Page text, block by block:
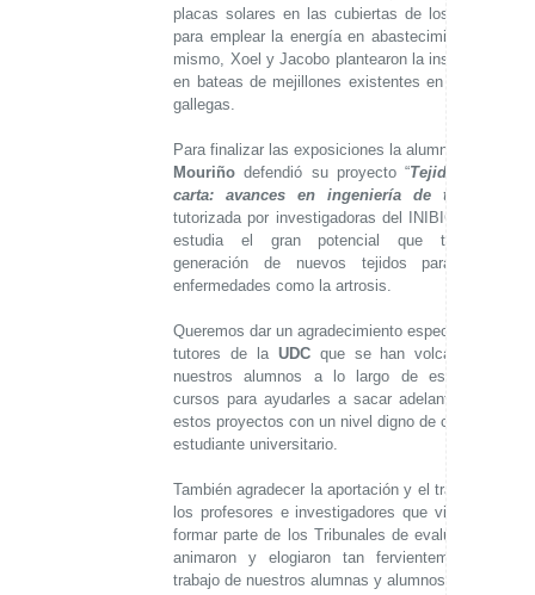
placas solares en las cubiertas de los barcos
para emplear la energía en abastecimiento del
mismo, Xoel y Jacobo plantearon la instalación
en bateas de mejillones existentes en las rías
gallegas.
Para finalizar las exposiciones la alumna
Mouriño defendió su proyecto “Tejidos a la
carta: avances en ingeniería de tejidos
tutorizada por investigadoras del INIBIC. En él
estudia el gran potencial que tiene la
generación de nuevos tejidos para tratar
enfermedades como la artrosis.
Queremos dar un agradecimiento especial a los
tutores de la UDCque se han volcado con
nuestros alumnos a lo largo de estos dos
cursos para ayudarles a sacar adelante todos
estos proyectos con un nivel digno de cualquier
estudiante universitario.
También agradecer la aportación y el trabajo de
los profesores e investigadores que vinieron a
formar parte de los Tribunales de evaluación y
animaron y elogiaron tan fervientemente el
trabajo de nuestros alumnas y alumnos.